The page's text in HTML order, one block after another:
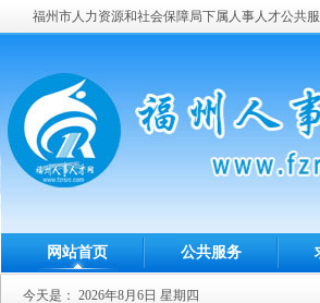
福州市人力资源和社会保障局下属人事人才公共
网站首页 公共服务
今天是： 2026年8月6日 星期四